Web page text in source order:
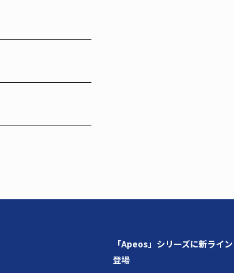
「Apeos」シリーズに新ライ
登場